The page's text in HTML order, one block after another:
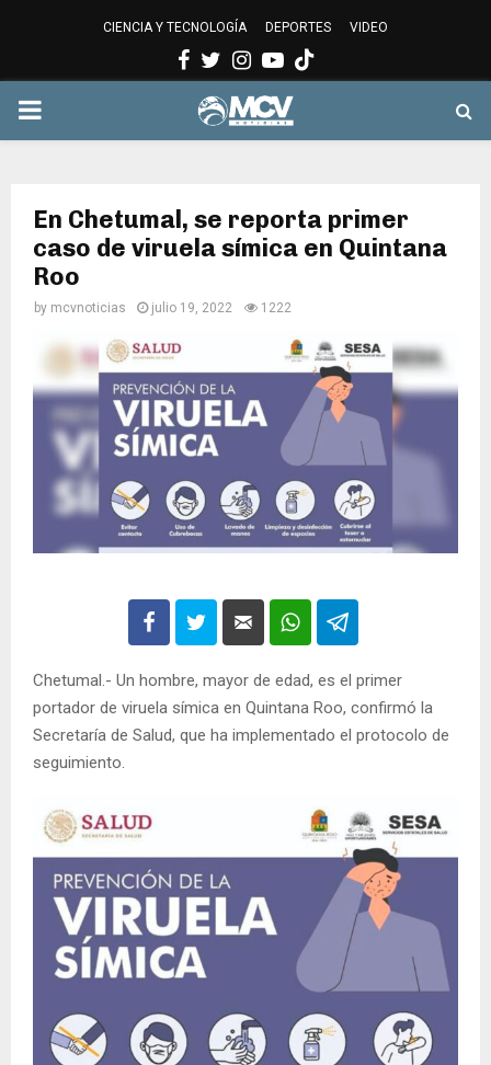
CIENCIA Y TECNOLOGÍA DEPORTES VIDEO
Facebook
Twitter
Instagram
Youtube
PRIMARY
En Chetumal, se reporta primer
caso de viruela símica en Quintana
Roo
by mcvnoticias julio 19, 2022 1222
Chetumal.- Un hombre, mayor de edad, es el primer
portador de viruela símica en Quintana Roo, confirmó la
Secretaría de Salud, que ha implementado el protocolo de
seguimiento.